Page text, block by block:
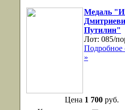
Медаль
Путилин"
Лот: 085/
Подробное
»
Цена 1 700 руб.